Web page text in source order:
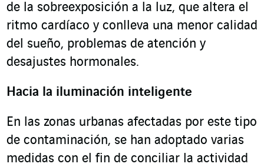
de la sobreexposición a la luz, que altera el
ritmo cardíaco y conlleva una menor calidad
del sueño, problemas de atención y
desajustes hormonales.
Hacia la iluminación inteligente
En las zonas urbanas afectadas por este tipo
de contaminación, se han adoptado varias
medidas con el fin de conciliar la actividad